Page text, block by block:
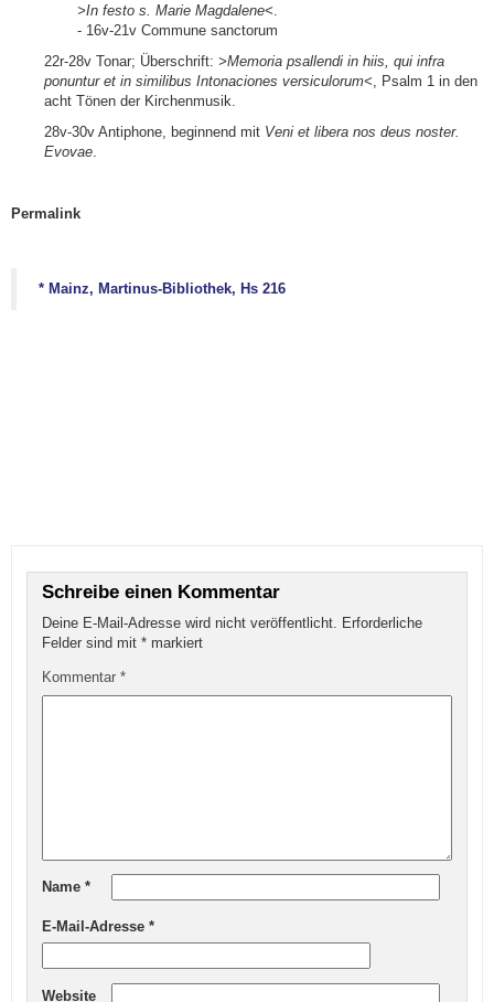
>In festo s. Marie Magdalene<
- 16v-21v Commune sanctorum
22r-28v Tonar; Überschrift: >Memoria psallendi in hiis, qui infra
ponuntur et in similibus Intonaciones versiculorum< , Psalm 1 in den
acht Tönen der Kirchenmusik.
28v-30v Antiphone, beginnend mit Veni et libera nos deus noster.
Evovae
Permalink
* Mainz, Martinus-Bibliothek, Hs 216
Schreibe einen Kommentar
Deine E-Mail-Adresse wird nicht veröffentlicht. Erforderliche
Felder sind mit *markiert
Kommentar *
Name *
E-Mail-Adresse *
Website